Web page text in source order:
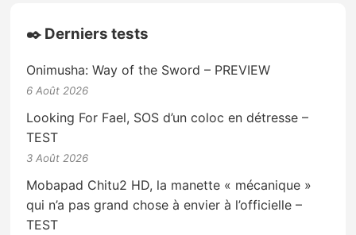
✒️ Derniers tests
Onimusha: Way of the Sword – PREVIEW
6 Août 2026
Looking For Fael, SOS d’un coloc en détresse –
TEST
3 Août 2026
Mobapad Chitu2 HD, la manette « mécanique »
qui n’a pas grand chose à envier à l’officielle –
TEST